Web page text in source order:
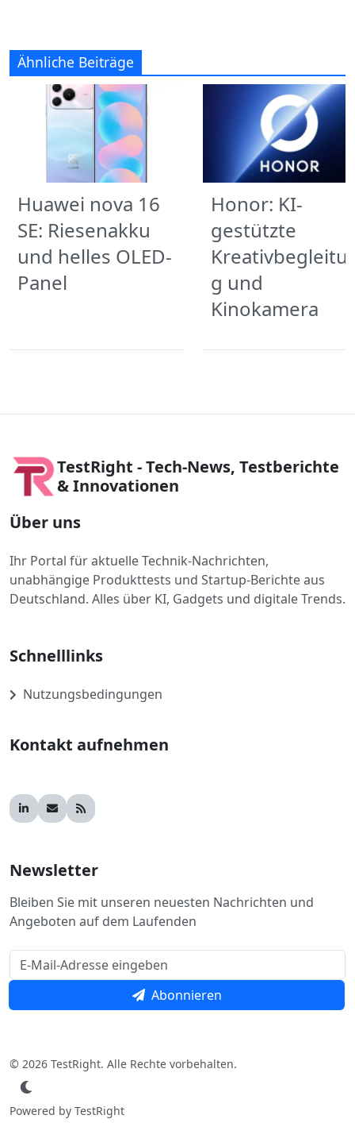
Ähnliche Beiträge
Huawei nova 16
SE: Riesenakku
und helles OLED-
Panel
Honor: KI-
gestützte
g und
Kinokamera
TestRight - Tech-News, Testberichte
& Innovationen
Über uns
Ihr Portal für aktuelle Technik-Nachrichten,
unabhängige Produkttests und Startup-Berichte aus
Deutschland. Alles über KI, Gadgets und digitale Trends.
Schnelllinks
Nutzungsbedingungen
Kontakt aufnehmen
Newsletter
Bleiben Sie mit unseren neuesten Nachrichten und
Angeboten auf dem Laufenden
Abonnieren
© 2026 TestRight. Alle Rechte vorbehalten.
Powered by TestRight